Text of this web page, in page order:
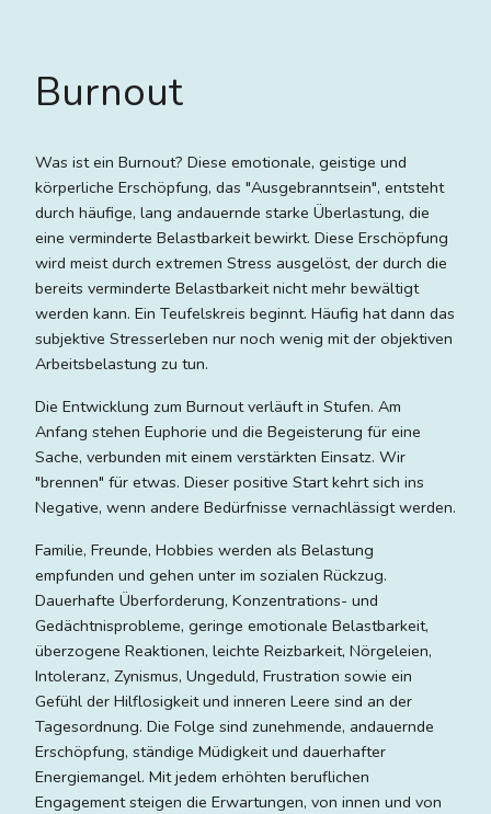
Burnout
Was ist ein Burnout? Diese emotionale, geistige und
körperliche Erschöpfung, das "Ausgebranntsein", entsteht
durch häufige, lang andauernde starke Überlastung, die
eine verminderte Belastbarkeit bewirkt. Diese Erschöpfung
wird meist durch extremen Stress ausgelöst, der durch die
bereits verminderte Belastbarkeit nicht mehr bewältigt
werden kann. Ein Teufelskreis beginnt. Häufig hat dann das
subjektive Stresserleben nur noch wenig mit der objektiven
Arbeitsbelastung zu tun.
Die Entwicklung zum Burnout verläuft in Stufen. Am
Anfang stehen Euphorie und die Begeisterung für eine
Sache, verbunden mit einem verstärkten Einsatz. Wir
"brennen" für etwas. Dieser positive Start kehrt sich ins
Negative, wenn andere Bedürfnisse vernachlässigt werden.
Familie, Freunde, Hobbies werden als Belastung
empfunden und gehen unter im sozialen Rückzug.
Dauerhafte Überforderung, Konzentrations- und
Gedächtnisprobleme, geringe emotionale Belastbarkeit,
überzogene Reaktionen, leichte Reizbarkeit, Nörgeleien,
Intoleranz, Zynismus, Ungeduld, Frustration sowie ein
Gefühl der Hilflosigkeit und inneren Leere sind an der
Tagesordnung. Die Folge sind zunehmende, andauernde
Erschöpfung, ständige Müdigkeit und dauerhafter
Energiemangel. Mit jedem erhöhten beruflichen
Engagement steigen die Erwartungen, von innen und von